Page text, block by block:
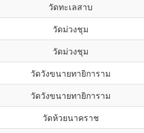
วัดทะเลสาบ
วัดม่วงชุม
วัดม่วงชุม
วัดวังขนายทายิการาม
วัดวังขนายทายิการาม
วัดห้วยนาคราช